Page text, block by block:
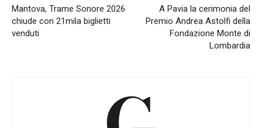
Mantova, Trame Sonore 2026
chiude con 21mila biglietti
venduti
A Pavia la cerimonia del
Premio Andrea Astolfi della
Fondazione Monte di
Lombardia